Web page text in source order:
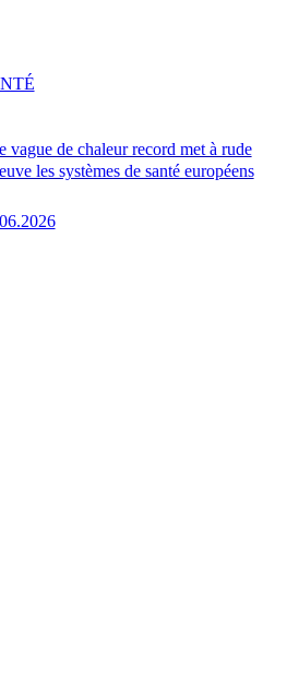
vague de chaleur record met à rude
les systèmes de santé européens